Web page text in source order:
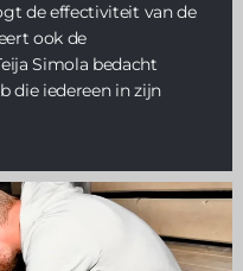
de effectiviteit van de
ook de
Simola bedacht
die iedereen in zijn